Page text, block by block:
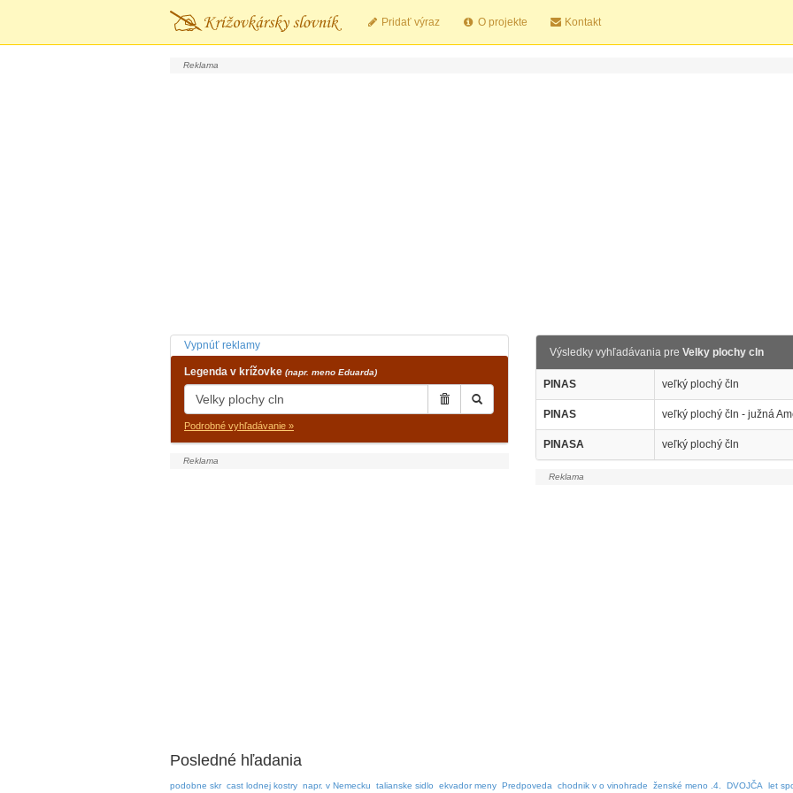
Pridať výraz O projekte Kontakt
Vypnúť reklamy
Legenda v krížovke (napr. meno Eduarda)
Podrobné vyhľadávanie »
Výsledky vyhľadávania pre Velky plochy cln
PINAS veľký plochý čln
PINAS veľký plochý čln - južná
PINASA veľký plochý čln
Posledné hľadania
podobne skr cast lodnej kostry napr. v Nemecku talianske sidlo ekvador meny Predpoveda chodnik v o vinohrade ženské meno .4. DVOJČA let